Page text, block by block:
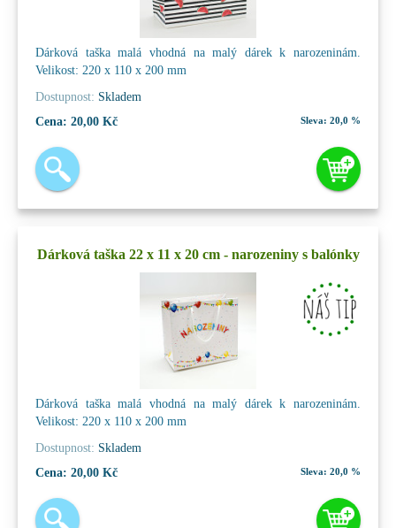
Dárková taška malá vhodná na malý dárek k narozeninám.
Velikost: 220 x 110 x 200 mm
Dostupnost: Skladem
Cena: 20,00 Kč Sleva: 20,0 %
Dárková taška 22 x 11 x 20 cm - narozeniny s balónky
Dárková taška malá vhodná na malý dárek k narozeninám.
Velikost: 220 x 110 x 200 mm
Dostupnost: Skladem
Cena: 20,00 Kč Sleva: 20,0 %